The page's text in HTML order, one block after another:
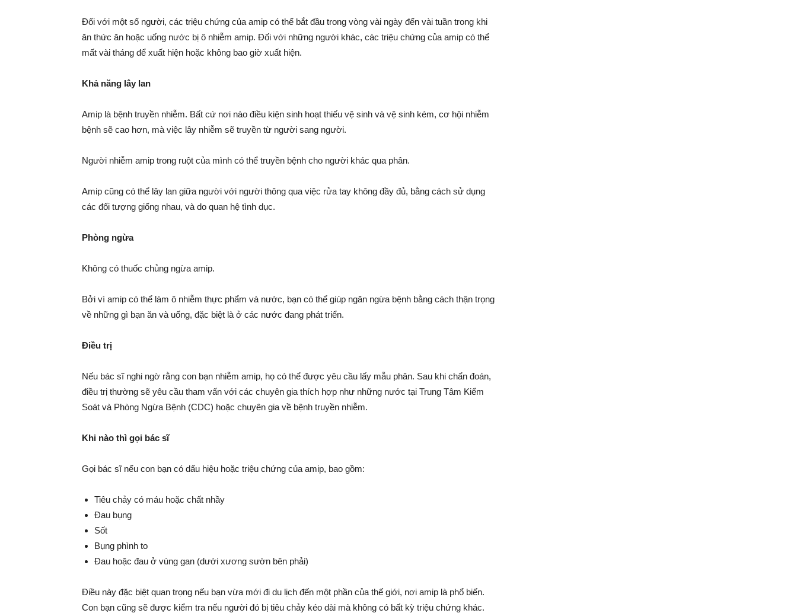
Đối với một số người, các triệu chứng của amip có thể bắt đầu trong vòng vài ngày đến vài tuần trong khi
ăn thức ăn hoặc uống nước bị ô nhiễm amip. Đối với những người khác, các triệu chứng của amip có thể
mất vài tháng để xuất hiện hoặc không bao giờ xuất hiện.
Khả năng lây lan
Amip là bệnh truyền nhiễm. Bất cứ nơi nào điều kiện sinh hoạt thiếu vệ sinh và vệ sinh kém, cơ hội nhiễm
bệnh sẽ cao hơn, mà việc lây nhiễm sẽ truyền từ người sang người.
Người nhiễm amip trong ruột của mình có thể truyền bệnh cho người khác qua phân.
Amip cũng có thể lây lan giữa người với người thông qua việc rửa tay không đầy đủ, bằng cách sử dụng
các đối tượng giống nhau, và do quan hệ tình dục.
Phòng ngừa
Không có thuốc chủng ngừa amip.
Bởi vì amip có thể làm ô nhiễm thực phẩm và nước, bạn có thể giúp ngăn ngừa bệnh bằng cách thận trọng
về những gì bạn ăn và uống, đặc biệt là ở các nước đang phát triển.
Điều trị
Nếu bác sĩ nghi ngờ rằng con bạn nhiễm amip, họ có thể được yêu cầu lấy mẫu phân. Sau khi chẩn đoán,
điều trị thường sẽ yêu cầu tham vấn với các chuyên gia thích hợp như những nước tại Trung Tâm Kiểm
Soát và Phòng Ngừa Bệnh (CDC) hoặc chuyên gia về bệnh truyền nhiễm.
Khi nào thì gọi bác sĩ
Gọi bác sĩ nếu con bạn có dấu hiệu hoặc triệu chứng của amip, bao gồm:
Tiêu chảy có máu hoặc chất nhầy
Đau bụng
Sốt
Bụng phình to
Đau hoặc đau ở vùng gan (dưới xương sườn bên phải)
Điều này đặc biệt quan trọng nếu bạn vừa mới đi du lịch đến một phần của thế giới, nơi amip là phổ biến.
Con bạn cũng sẽ được kiểm tra nếu người đó bị tiêu chảy kéo dài mà không có bất kỳ triệu chứng khác.